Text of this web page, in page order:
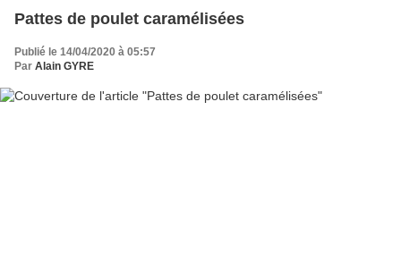
Pattes de poulet caramélisées
Publié le 14/04/2020 à 05:57
Par Alain GYRE